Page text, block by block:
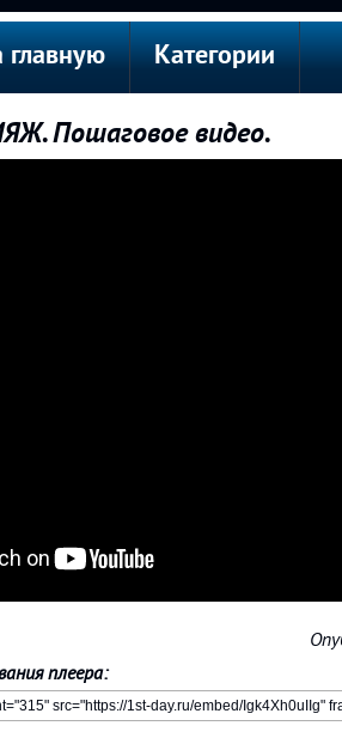
главную Категории
Пошаговое видео.
плеера: